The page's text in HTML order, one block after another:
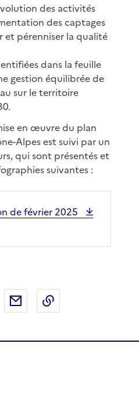
des activités
des captages
et pérenniser la qualité
dans la feuille
gestion équilibrée de
sur le territoire
en œuvre du plan
Alpes est suivi par un
qui sont présentés et
suivantes :
de février 2025
X
Partager sur LinkedIn
Partager par email